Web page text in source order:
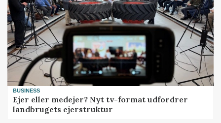
BUSINESS
Ejer eller medejer? Nyt tv-format udfordrer
landbrugets ejerstruktur